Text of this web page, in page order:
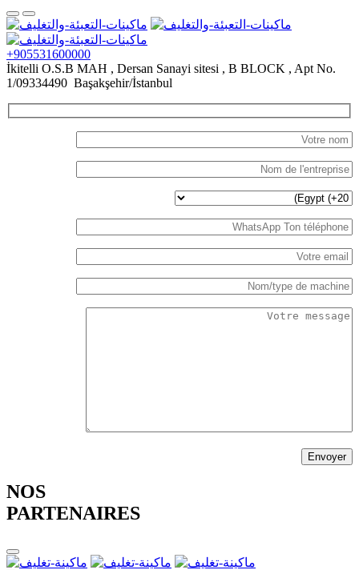
+905531600000
İkitelli O.S.B MAH , Dersan Sanayi sitesi , B BLOCK , Apt No.
NOS
PARTENAIRES